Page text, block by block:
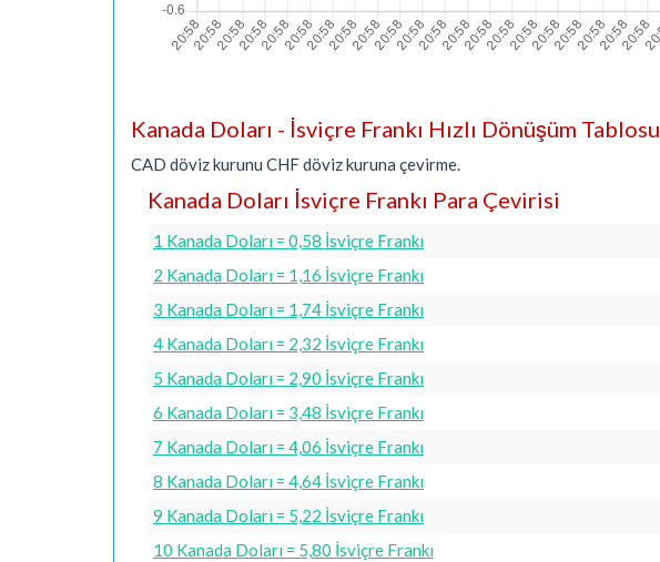
Kanada Doları - İsviçre Frankı Hızlı Dönüşüm Tablosu
CAD döviz kurunu CHF döviz kuruna çevirme.
Kanada Doları İsviçre Frankı Para Çevirisi
1 Kanada Doları = 0,58 İsviçre Frankı
2 Kanada Doları = 1,16 İsviçre Frankı
3 Kanada Doları = 1,74 İsviçre Frankı
4 Kanada Doları = 2,32 İsviçre Frankı
5 Kanada Doları = 2,90 İsviçre Frankı
6 Kanada Doları = 3,48 İsviçre Frankı
7 Kanada Doları = 4,06 İsviçre Frankı
8 Kanada Doları = 4,64 İsviçre Frankı
9 Kanada Doları = 5,22 İsviçre Frankı
10 Kanada Doları = 5,80 İsviçre Frankı